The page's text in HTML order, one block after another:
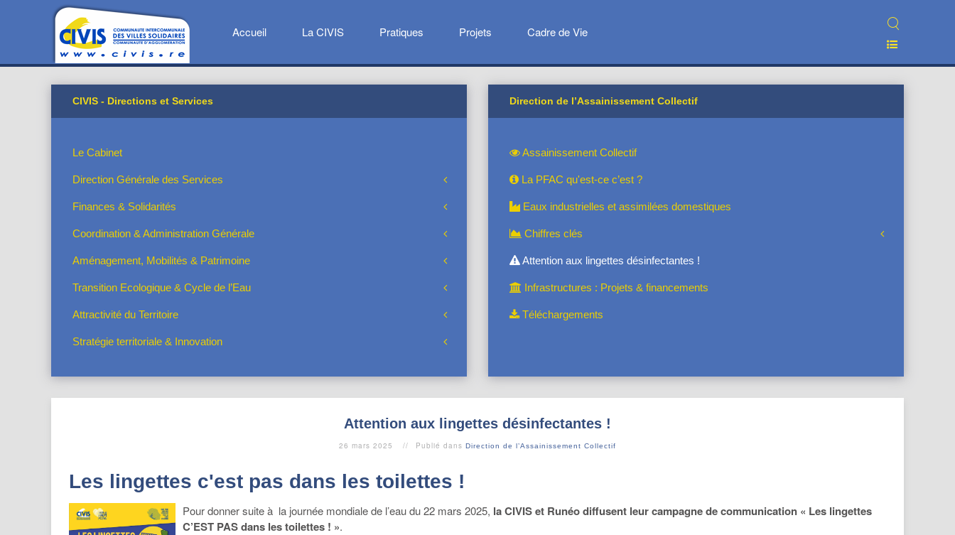
Accueil La CIVIS Pratiques Projets Cadre de Vie
CIVIS - Directions et Services
Le Cabinet
Direction Générale des Services
Finances & Solidarités
Coordination & Administration Générale
Aménagement, Mobilités & Patrimoine
Transition Ecologique & Cycle de l’Eau
Attractivité du Territoire
Stratégie territoriale & Innovation
Direction de l’Assainissement Collectif
Assainissement Collectif
La PFAC qu'est-ce c’est ?
Eaux industrielles et assimilées domestiques
Chiffres clés
Attention aux lingettes désinfectantes !
Infrastructures : Projets & financements
Téléchargements
Attention aux lingettes désinfectantes !
26 mars 2025 Publié dans Direction de l’Assainissement Collectif
Les lingettes c'est pas dans les toilettes !
Pour donner suite à la journée mondiale de l’eau du 22 mars 2025, la CIVIS et Runéo diffusent leur campagne de communication « Les lingettes
C’EST PAS dans les toilettes ! ».